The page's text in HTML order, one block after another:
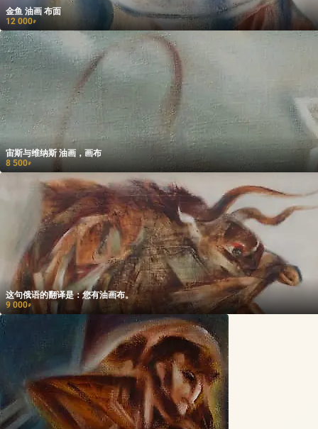
金鱼 油画 布面
12 000₽
宙斯与维纳斯 油画，画布
8 500₽
这句俄语的翻译是：您有油画布。
9 000₽